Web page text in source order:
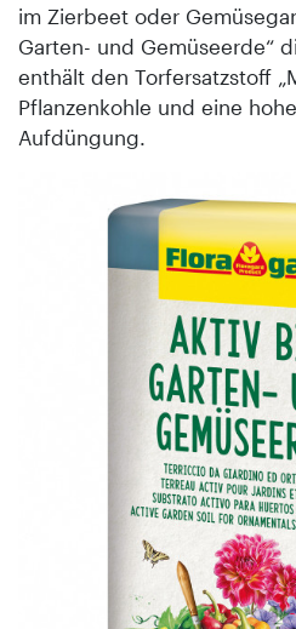
im Zierbeet oder
Garten- und Gemüseerde“
enthält den Torf­ersatzstoff
Pflanzenkohle und eine
Aufdüngung.